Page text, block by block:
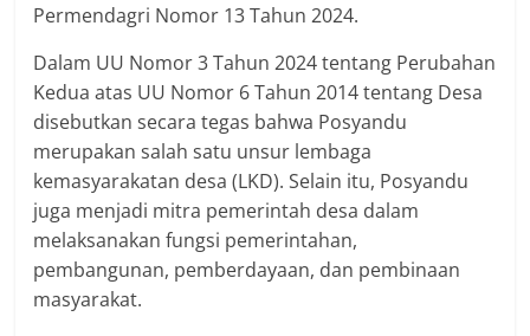
Permendagri Nomor 13 Tahun 2024.
Dalam UU Nomor 3 Tahun 2024 tentang Perubahan
Kedua atas UU Nomor 6 Tahun 2014 tentang Desa
disebutkan secara tegas bahwa Posyandu
merupakan salah satu unsur lembaga
kemasyarakatan desa (LKD). Selain itu, Posyandu
juga menjadi mitra pemerintah desa dalam
melaksanakan fungsi pemerintahan,
pembangunan, pemberdayaan, dan pembinaan
masyarakat.